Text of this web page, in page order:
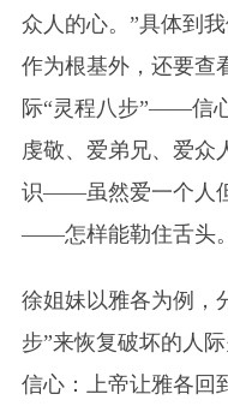
众人的心。”具体到
作为根基外，还要查
际“灵程八步”——信
虔敬、爱弟兄、爱
识——虽然爱一个人
——怎样能勒住舌头。
徐姐妹以雅各为例，
步”来恢复破坏的人际
信心：上帝让雅各回